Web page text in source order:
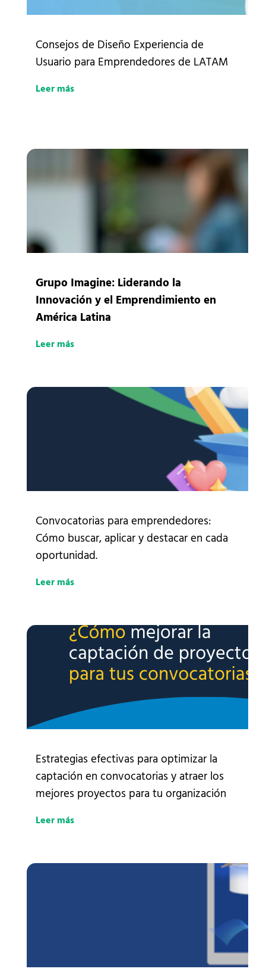
Consejos de Diseño Experiencia de
Usuario para Emprendedores de LATAM
Leer más
Grupo Imagine: Liderando la
Innovación y el Emprendimiento en
América Latina
Leer más
Convocatorias para emprendedores:
Cómo buscar, aplicar y destacar en cada
oportunidad.
Leer más
Estrategias efectivas para optimizar la
captación en convocatorias y atraer los
mejores proyectos para tu organización
Leer más